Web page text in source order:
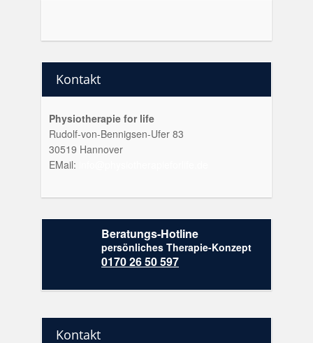
Kontakt
Physiotherapie for life
Rudolf-von-Bennigsen-Ufer 83
30519 Hannover
EMail:
Beratungs-Hotline
persönliches Therapie-Konzept
0170 26 50 597
Kontakt